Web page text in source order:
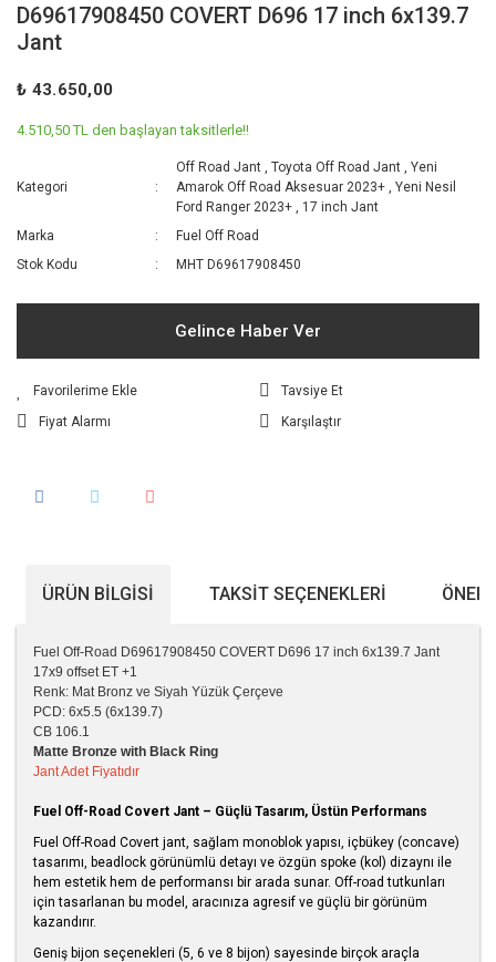
D69617908450 COVERT D696 17 inch 6x139.7
Jant
₺ 43.650,00
4.510,50 TL den başlayan taksitlerle!!
Kategori
Off Road Jant ,Toyota Off Road Jant ,Yeni
Amarok Off Road Aksesuar 2023+
,Yeni Nesil
Ford Ranger 2023+
17 inch Jant
Marka
Fuel Off Road
Stok Kodu
MHT D69617908450
Gelince Haber Ver
Tavsiye Et
Fiyat Alarmı
Karşılaştır
ÜRÜN BILGISI TAKSIT SEÇENEKLERI
Fuel Off-Road D69617908450 COVERT D696 17 inch 6x139.7 Jant
17x9 offset ET +1
Renk: Mat Bronz ve Siyah Yüzük Çerçeve
PCD: 6x5.5 (6x139.7)
CB 106.1
Matte Bronze with Black Ring
Jant Adet Fiyatıdır
Fuel Off-Road Covert Jant – Güçlü Tasarım, Üstün Performans
Fuel Off-Road Covert jant, sağlam monoblok yapısı, içbükey (concave)
tasarımı, beadlock görünümlü detayı ve özgün spoke (kol) dizaynı ile
hem estetik hem de performansı bir arada sunar. Off-road tutkunları
için tasarlanan bu model, aracınıza agresif ve güçlü bir görünüm
kazandırır.
Geniş bijon seçenekleri (5, 6 ve 8 bijon) sayesinde birçok araçla